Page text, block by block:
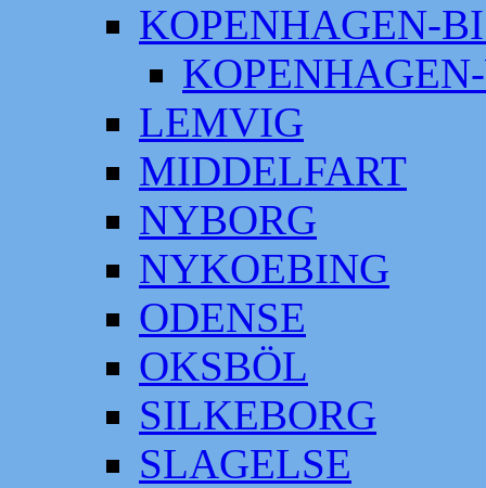
KOPENHAGEN-
LEMVIG
MIDDELFART
NYBORG
NYKOEBING
ODENSE
OKSBÖL
SILKEBORG
SLAGELSE